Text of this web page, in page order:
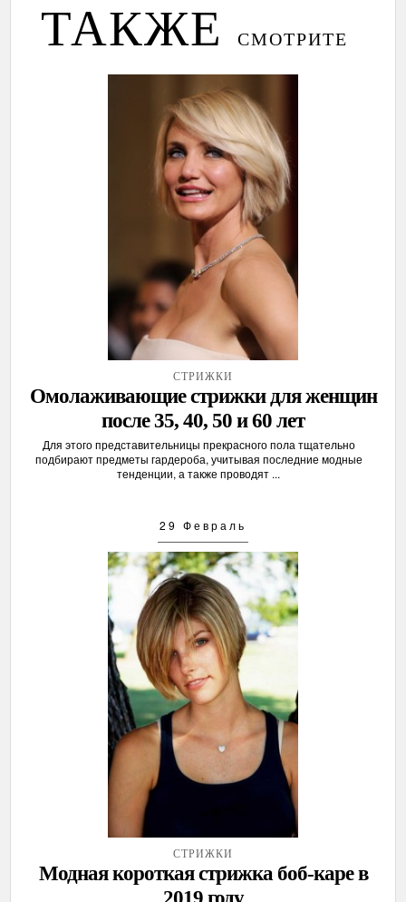
ТАКЖЕ СМОТРИТЕ
СТРИЖКИ
Омолаживающие стрижки для женщин
после 35, 40, 50 и 60 лет
Для этого представительницы прекрасного пола тщательно
подбирают предметы гардероба, учитывая последние модные
тенденции, а также проводят ...
29 Февраль
СТРИЖКИ
Модная короткая стрижка боб-каре в